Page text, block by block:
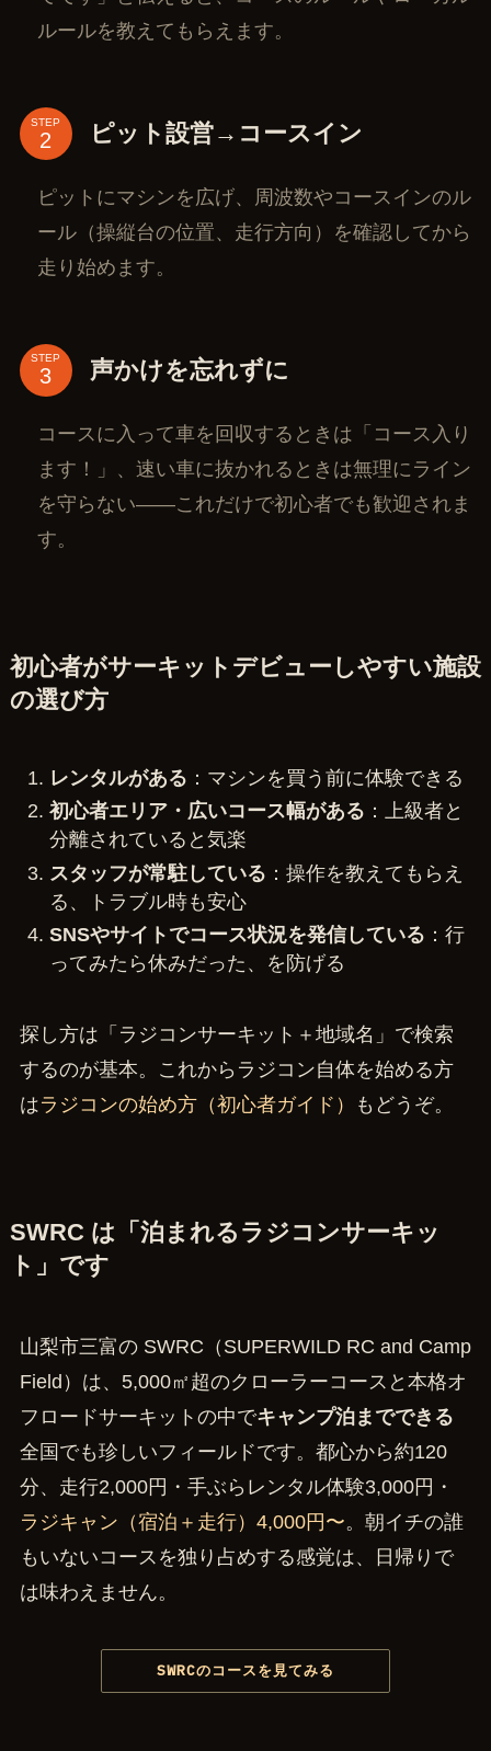
ルールを教えてもらえます。
STEP ピット設営→コースイン
ピットにマシンを広げ、周波数やコースインのル
ール（操縦台の位置、走行方向）を確認してから
走り始めます。
STEP 声かけを忘れずに
コースに入って車を回収するときは「コース入り
ます！」、速い車に抜かれるときは無理にライン
を守らない——これだけで初心者でも歓迎されま
す。
初心者がサーキットデビューしやすい施設
の選び方
レンタルがある ：マシンを買う前に体験できる
初心者エリア・広いコース幅がある ：上級者と
分離されていると気楽
スタッフが常駐している ：操作を教えてもらえ
る、トラブル時も安心
SNSやサイトでコース状況を発信している ：行
ってみたら休みだった、を防げる
探し方は「ラジコンサーキット＋地域名」で検索
するのが基本。これからラジコン自体を始める方
はラジコンの始め方（初心者ガイド） もどうぞ。
SWRC は「泊まれるラジコンサーキッ
ト」です
山梨市三富の SWRC（SUPERWILD RC and Camp
Field）は、5,000㎡超のクローラーコースと本格オ
フロードサーキットの中でキャンプ泊までできる
全国でも珍しいフィールドです。都心から約120
分、走行2,000円・手ぶらレンタル体験3,000円・
ラジキャン（宿泊＋走行）4,000円〜。朝イチの誰
もいないコースを独り占めする感覚は、日帰りで
は味わえません。
SWRCのコースを見てみる